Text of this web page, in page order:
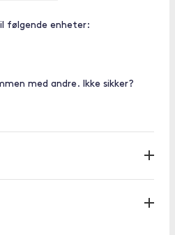
følgende enheter:
med andre. Ikke sikker?